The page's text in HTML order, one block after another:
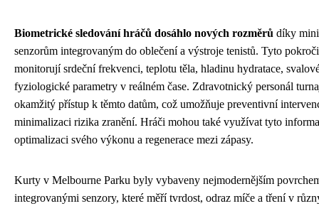
Biometrické sledování hráčů dosáhlo nových rozměrů díky
senzorům integrovaným do oblečení a výstroje tenistů. Tyto
monitorují srdeční frekvenci, teplotu těla, hladinu hydratace,
fyziologické parametry v reálném čase. Zdravotnický personál
okamžitý přístup k těmto datům, což umožňuje preventivní
minimalizaci rizika zranění. Hráči mohou také využívat tyto
optimalizaci svého výkonu a regenerace mezi zápasy.
Kurty v Melbourne Parku byly vybaveny nejmodernějším
integrovanými senzory, které měří tvrdost, odraz míče a tření v